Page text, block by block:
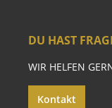
DU HAST
WIR HELFEN
Kontakt